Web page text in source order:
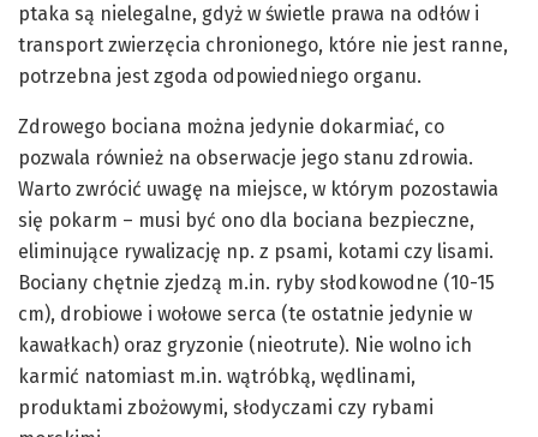
ptaka są nielegalne, gdyż w świetle prawa na odłów i
transport zwierzęcia chronionego, które nie jest ranne,
potrzebna jest zgoda odpowiedniego organu.
Zdrowego bociana można jedynie dokarmiać, co
pozwala również na obserwacje jego stanu zdrowia.
Warto zwrócić uwagę na miejsce, w którym pozostawia
się pokarm – musi być ono dla bociana bezpieczne,
eliminujące rywalizację np. z psami, kotami czy lisami.
Bociany chętnie zjedzą m.in. ryby słodkowodne (10-15
cm), drobiowe i wołowe serca (te ostatnie jedynie w
kawałkach) oraz gryzonie (nieotrute). Nie wolno ich
karmić natomiast m.in. wątróbką, wędlinami,
produktami zbożowymi, słodyczami czy rybami